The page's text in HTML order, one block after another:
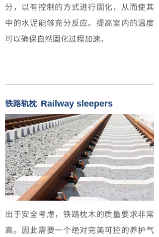
分，以有控制的方式进行固化，从而使其
中的水泥能够充分反应。提高室内的温度
可以确保自然固化过程加速。
铁路轨枕 Railway sleepers
出于安全考虑，铁路枕木的质量要求非常
高。因此需要一个绝对完美可控的养护气